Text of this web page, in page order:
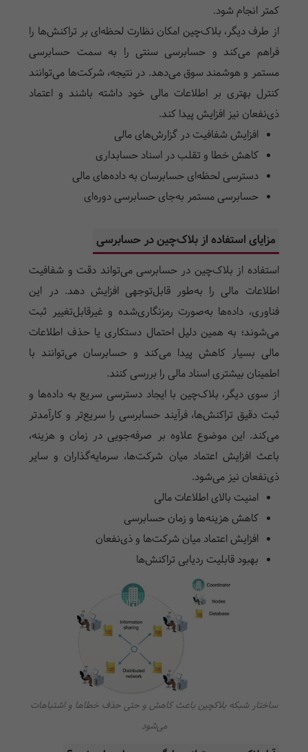
کمتر انجام شود.
از طرف دیگر، بلاک‌چین امکان نظارت لحظه‌ای بر تراکنش‌ها را
فراهم می‌کند و حسابرسی سنتی را به سمت حسابرسی
مستمر و هوشمند سوق می‌دهد. در نتیجه، شرکت‌ها می‌توانند
کنترل بهتری بر اطلاعات مالی خود داشته باشند و اعتماد
ذی‌نفعان نیز افزایش پیدا کند.
افزایش شفافیت در گزارش‌های مالی
کاهش خطا و تقلب در اسناد حسابداری
دسترسی لحظه‌ای حسابرسان به داده‌های مالی
حسابرسی مستمر به‌جای حسابرسی دوره‌ای
مزایای استفاده از بلاک‌چین در حسابرسی
استفاده از بلاک‌چین در حسابرسی می‌تواند دقت و شفافیت
اطلاعات مالی را به‌طور قابل‌توجهی افزایش دهد. در این
فناوری، داده‌ها به‌صورت رمزنگاری‌شده و غیرقابل‌تغییر ثبت
می‌شوند؛ به همین دلیل احتمال دستکاری یا حذف اطلاعات
مالی بسیار کاهش پیدا می‌کند و حسابرسان می‌توانند با
اطمینان بیشتری اسناد مالی را بررسی کنند.
از سوی دیگر، بلاک‌چین با ایجاد دسترسی سریع به داده‌ها و
ثبت دقیق تراکنش‌ها، فرآیند حسابرسی را سریع‌تر و کارآمدتر
می‌کند. این موضوع علاوه بر صرفه‌جویی در زمان و هزینه،
باعث افزایش اعتماد میان شرکت‌ها، سرمایه‌گذاران و سایر
ذی‌نفعان نیز می‌شود.
امنیت بالای اطلاعات مالی
کاهش هزینه‌ها و زمان حسابرسی
افزایش اعتماد میان شرکت‌ها و ذی‌نفعان
بهبود قابلیت ردیابی تراکنش‌ها
ساختار شبکه بلاکچین باعث کاهش و حتی حذف خطاها و اشتباهات
می‌شود